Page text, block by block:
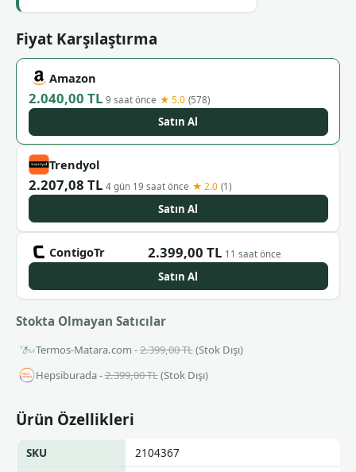
Fiyat Karşılaştırma
Amazon
2.040,00 TL 9 saat önce ★ 5.0 (578)
Satın Al
Trendyol
2.207,08 TL 4 gün 19 saat önce ★ 2.0 (1)
Satın Al
ContigoTr 2.399,00 TL 11 saat önce
Satın Al
Stokta Olmayan Satıcılar
Termos-Matara.com -2.399,00 TL(Stok Dışı)
Hepsiburada -2.399,00 TL(Stok Dışı)
Ürün Özellikleri
SKU
2104367